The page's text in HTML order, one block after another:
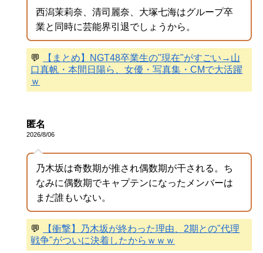
西潟茉莉奈、清司麗奈、大塚七海はグループ卒
業と同時に芸能界引退でしょうから。
💬
【まとめ】NGT48卒業生の"現在"がすごい→山
口真帆・本間日陽ら、女優・写真集・CMで大活躍
ｗ
匿名
2026/8/06
乃木坂は奇数期が推され偶数期が干される。ち
なみに偶数期でキャプテンになったメンバーは
まだ誰もいない。
💬
【衝撃】乃木坂が終わった理由、2期との"代理
戦争"がついに決着したからｗｗｗ